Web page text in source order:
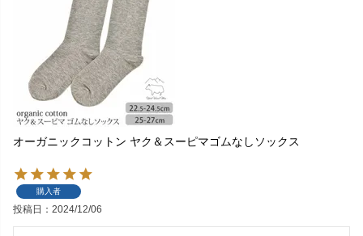
オーガニックコットン ヤク＆スーピマゴムなしソックス
購入者
投稿日 2024/12/06